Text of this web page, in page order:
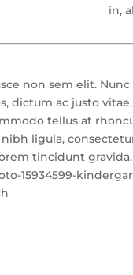
in,
non sem elit.
dictum ac justo
tellus at
ligula,
tincidunt gravida.